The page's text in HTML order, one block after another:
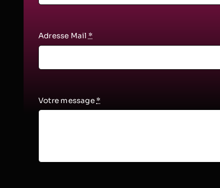
Adresse Mail *
Votre message*